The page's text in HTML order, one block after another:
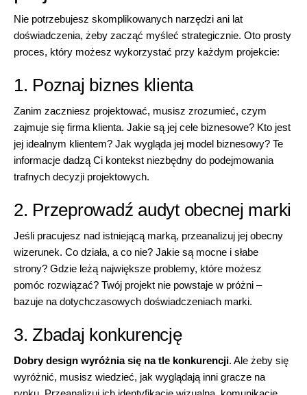
Nie potrzebujesz skomplikowanych narzędzi ani lat
doświadczenia, żeby zacząć myśleć strategicznie. Oto prosty
proces, który możesz wykorzystać przy każdym projekcie:
1. Poznaj biznes klienta
Zanim zaczniesz projektować, musisz zrozumieć, czym
zajmuje się firma klienta. Jakie są jej cele biznesowe? Kto jest
jej idealnym klientem? Jak wygląda jej model biznesowy? Te
informacje dadzą Ci kontekst niezbędny do podejmowania
trafnych decyzji projektowych.
2. Przeprowadź audyt obecnej marki
Jeśli pracujesz nad istniejącą marką, przeanalizuj jej obecny
wizerunek. Co działa, a co nie? Jakie są mocne i słabe
strony? Gdzie leżą największe problemy, które możesz
pomóc rozwiązać? Twój projekt nie powstaje w próżni –
bazuje na dotychczasowych doświadczeniach marki.
3. Zbadaj konkurencję
Dobry design wyróżnia się na tle konkurencji. Ale żeby się
wyróżnić, musisz wiedzieć, jak wyglądają inni gracze na